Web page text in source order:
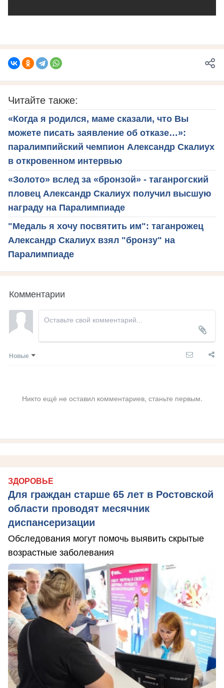
Читайте также:
«Когда я родился, маме сказали, что Вы
можете писать заявление об отказе…»:
паралимпийский чемпион Александр Скалиух
в откровенном интервью
«Золото» вслед за «бронзой» - таганрогский
пловец Александр Скалиух получил высшую
награду на Паралимпиаде
"Медаль я хочу посвятить им": таганрожец
Александр Скалиух взял "бронзу" на
Паралимпиаде
Комментарии
Новые
Никто ещё не оставил комментариев, станьте первым.
ЗДОРОВЬЕ
Для граждан старше 65 лет в Ростовской
области проводят месячник
диспансеризации
Обследования могут помочь выявить скрытые
возрастные заболевания